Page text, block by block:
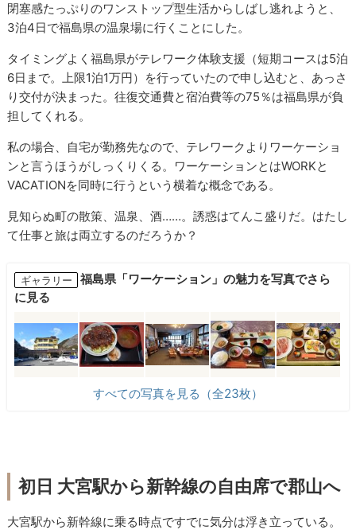
閉塞感たっぷりのワンストップ型生活からしばし逃れようと、
3泊4日で福島県の温泉場に行くことにした。
タイミングよく福島県がテレワーク体験支援（短期コースは5泊
6日まで。上限1泊1万円）を行っていたので申し込むと、あっさ
り交付が決まった。往復交通費と宿泊費等の75％は福島県が負
担してくれる。
私の場合、自宅が勤務先なので、テレワークよりワーケーショ
ンと言うほうがしっくりくる。ワーケーションとはWORKと
VACATIONを同時に行うという横着な概念である。
見知らぬ町の散策、温泉、酒……。誘惑はてんこ盛りだ。はたし
て仕事と旅は両立するのだろうか？
ギャラリー
福島県「ワーケーション」の魅力を写真でさら
に見る
すべての写真を見る（全23枚）
初日 大宮駅から新幹線の自由席で郡山へ
大宮駅から新幹線に乗る時点ですでに気分は浮き立っている。